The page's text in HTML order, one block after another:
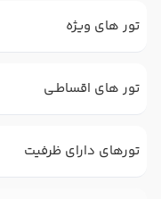
تور های ویژه
تور های اقساطـی
تورهای دارای ظرفیت